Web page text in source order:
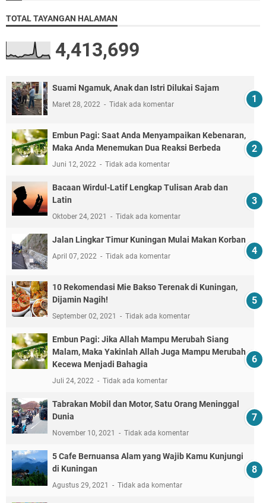
TOTAL TAYANGAN HALAMAN
4,413,699
Suami Ngamuk, Anak dan Istri Dilukai Sajam
Maret 28, 2022 Tidak ada komentar
Embun Pagi: Saat Anda Menyampaikan Kebenaran,
Maka Anda Menemukan Dua Reaksi Berbeda
Juni 12, 2022 Tidak ada komentar
Bacaan Wirdul-Latif Lengkap Tulisan Arab dan
Latin
Oktober 24, 2021 Tidak ada komentar
Jalan Lingkar Timur Kuningan Mulai Makan Korban
April 07, 2022 Tidak ada komentar
10 Rekomendasi Mie Bakso Terenak di Kuningan,
Dijamin Nagih!
September 02, 2021 Tidak ada komentar
Embun Pagi: Jika Allah Mampu Merubah Siang
Malam, Maka Yakinlah Allah Juga Mampu Merubah
Kecewa Menjadi Bahagia
Juli 24, 2022 Tidak ada komentar
Tabrakan Mobil dan Motor, Satu Orang Meninggal
Dunia
November 10, 2021 Tidak ada komentar
5 Cafe Bernuansa Alam yang Wajib Kamu Kunjungi
di Kuningan
Agustus 29, 2021 Tidak ada komentar